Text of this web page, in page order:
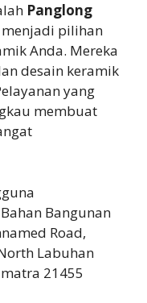
Panglong
menjadi pilihan
Anda. Mereka
desain keramik
yang
membuat
Bangunan
Road,
Labuhan
21455